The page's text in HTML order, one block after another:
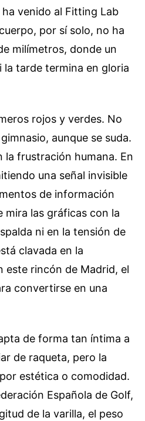
venido al Fitting Lab
por sí solo, no ha
milímetros, donde un
tarde termina en gloria
rojos y verdes. No
aunque se suda.
la frustración humana. En
una señal invisible
de información
mira las gráficas con la
ni en la tensión de
clavada en la
este rincón de Madrid, el
convertirse en una
de forma tan íntima a
de raqueta, pero la
estética o comodidad.
Española de Golf,
de la varilla, el peso